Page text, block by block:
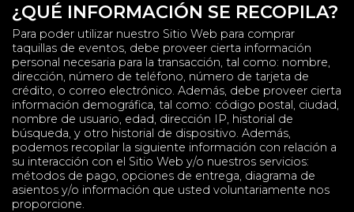
¿QUÉ INFORMACIÓN SE RECOPILA?
Para poder utilizar nuestro Sitio Web para comprar
taquillas de eventos, debe proveer cierta información
personal necesaria para la transacción, tal como: nombre,
dirección, número de teléfono, número de tarjeta de
crédito, o correo electrónico. Además, debe proveer cierta
información demográfica, tal como: código postal, ciudad,
nombre de usuario, edad, dirección IP, historial de
búsqueda, y otro historial de dispositivo. Además,
podemos recopilar la siguiente información con relación a
su interacción con el Sitio Web y/o nuestros servicios:
métodos de pago, opciones de entrega, diagrama de
asientos y/o información que usted voluntariamente nos
proporcione.